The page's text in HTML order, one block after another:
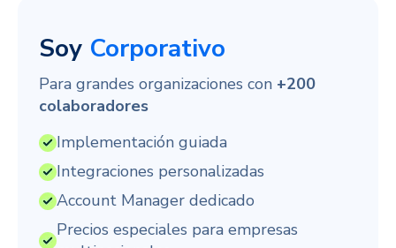
Soy Corporativo
Para grandes organizaciones con +200
colaboradores
Implementación guiada
Integraciones personalizadas
Account Manager dedicado
Precios especiales para empresas